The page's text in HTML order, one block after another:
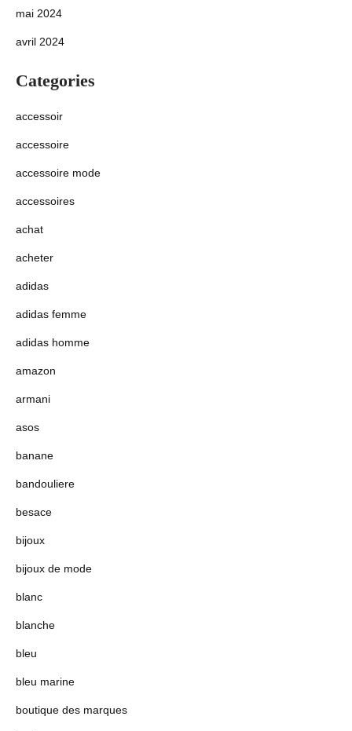
mai 2024
avril 2024
Categories
accessoir
accessoire
accessoire mode
accessoires
achat
acheter
adidas
adidas femme
adidas homme
amazon
armani
asos
banane
bandouliere
besace
bijoux
bijoux de mode
blanc
blanche
bleu
bleu marine
boutique des marques